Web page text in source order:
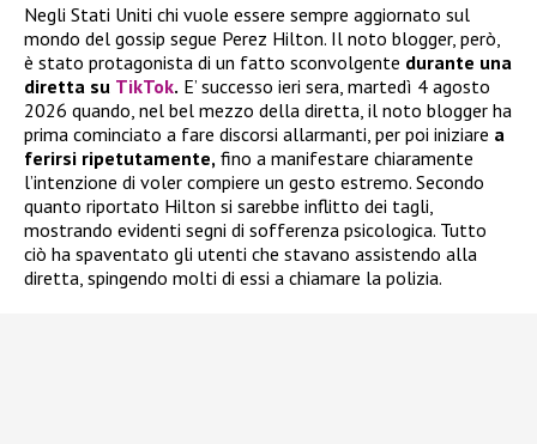
Negli Stati Uniti chi vuole essere sempre aggiornato sul
mondo del gossip segue Perez Hilton. Il noto blogger, però,
è stato protagonista di un fatto sconvolgente durante una
diretta su TikTok. E’ successo ieri sera, martedì 4 agosto
2026 quando, nel bel mezzo della diretta, il noto blogger ha
prima cominciato a fare discorsi allarmanti, per poi iniziare a
ferirsi ripetutamente, fino a manifestare chiaramente
l’intenzione di voler compiere un gesto estremo. Secondo
quanto riportato Hilton si sarebbe inflitto dei tagli,
mostrando evidenti segni di sofferenza psicologica. Tutto
ciò ha spaventato gli utenti che stavano assistendo alla
diretta, spingendo molti di essi a chiamare la polizia.